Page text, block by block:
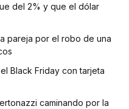
del 2% y que el dólar
pareja por el robo de una
Black Friday con tarjeta
caminando por la